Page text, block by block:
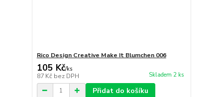
Rico Design Creative Make It Blumchen 006
105 Kč/ks
87 Kč bez DPH Skladem 2 ks
Přidat do košíku